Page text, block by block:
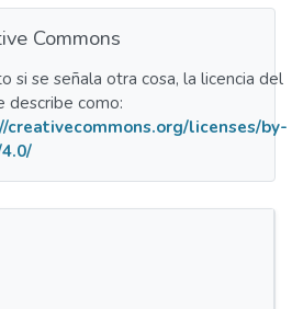
Commons
si se señala otra cosa, la licencia del
describe como:
creativecommons.org/licenses/by-